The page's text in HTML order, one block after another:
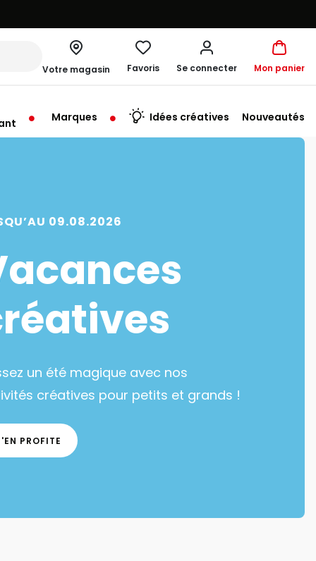
Votre magasin
à 10:00
Favoris Se connecter Mon panier
Marques Idées créatives Nouveautés
09.08.2026
un été magique avec nos
créatives pour petits et grands !
PROFITE